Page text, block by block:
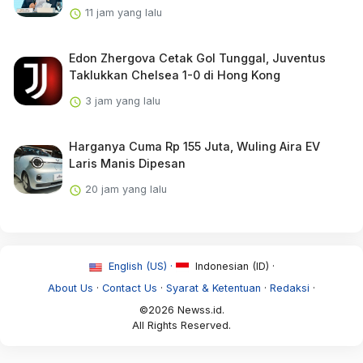
11 jam yang lalu
Edon Zhergova Cetak Gol Tunggal, Juventus
Taklukkan Chelsea 1-0 di Hong Kong
3 jam yang lalu
Harganya Cuma Rp 155 Juta, Wuling Aira EV
Laris Manis Dipesan
20 jam yang lalu
English (US) ·
Indonesian (ID) ·
About Us · Contact Us · Syarat & Ketentuan · Redaksi ·
©2026 Newss.id.
All Rights Reserved.